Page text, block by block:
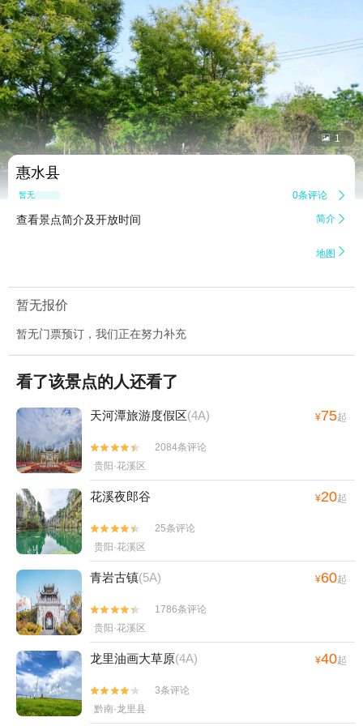
 1
惠水县
暂无点评 0条评论 
查看景点简介及开放时间 简介 
地图 
暂无报价
暂无门票预订，我们正在努力补充
看了该景点的人还看了
天河潭旅游度假区(4A) ¥75起


2084条评论
贵阳·花溪区
花溪夜郎谷 ¥20起


25条评论
贵阳·花溪区
青岩古镇(5A) ¥60起


1786条评论
贵阳·花溪区
龙里油画大草原(4A) ¥40起


3条评论
黔南·龙里县
